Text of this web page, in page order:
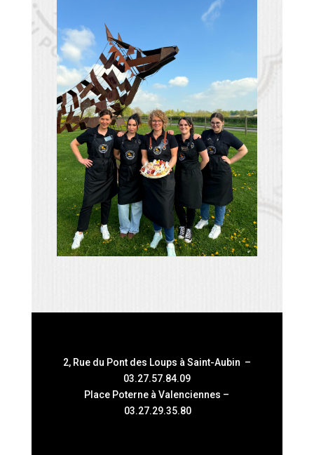
2, Rue du Pont des Loups à Saint-Aubin –
03.27.57.84.09
Place Poterne à Valenciennes –
03.27.29.35.80